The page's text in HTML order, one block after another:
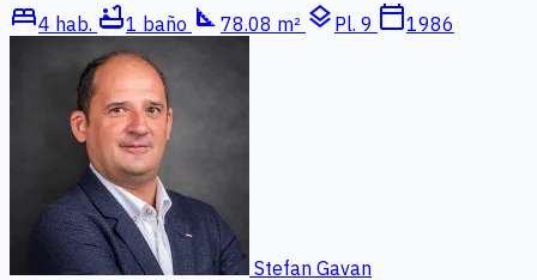
bed4 hab. bathtub1 baño square_foot 78.08 m² layers Pl. 9 calendar_today1986
Stefan Gavan